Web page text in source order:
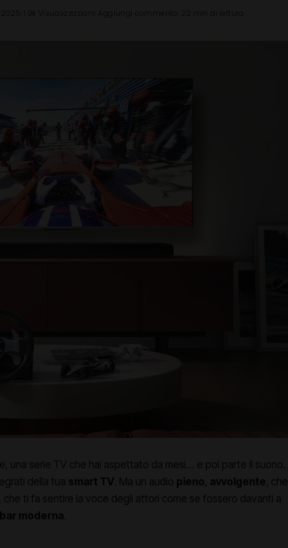
1.9k Visualizzazioni Aggiungi commento 22 min di lettura
una serie TV che hai aspettato da mesi… e poi parte il suono.
della tua smart TV . Ma un audio pieno avvolgente , che
ti fa sentire la voce degli attori come se fossero davanti a
moderna